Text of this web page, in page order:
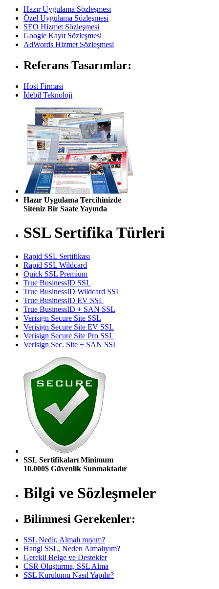
Hazır Uygulama Sözleşmesi
Özel Uygulama Sözleşmesi
SEO Hizmet Sözleşmesi
Google Kayıt Sözleşmesi
AdWords Hizmet Sözleşmesi
Referans Tasarımlar:
Host Firması
İdebil Teknoloji
Hazır Uygulama Tercihinizde
Siteniz Bir Saate Yayında
SSL Sertifika Türleri
Rapid SSL Sertifikası
Rapid SSL Wildcard
Quick SSL Premium
True BusinessID SSL
True BusinessID Wildcard SSL
True BusinessID EV SSL
True BusinessID + SAN SSL
Verisign Secure Site SSL
Verisign Secure Site EV SSL
Verisign Secure Site Pro SSL
Verisign Sec. Site + SAN SSL
SSL Sertifikaları Minimum
10.000$ Güvenlik Sunmaktadır
Bilgi ve Sözleşmeler
Bilinmesi Gerekenler:
SSL Nedir, Almalı mıyım?
Hangi SSL, Neden Almalıyım?
Gerekli Belge ve Destekler
CSR Oluşturma, SSL Alma
SSL Kurulumu Nasıl Yapılır?